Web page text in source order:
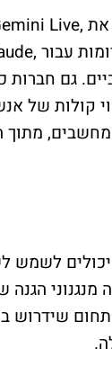
את Live,
עבור
גם חברות
קולות של
מתוך
לשמש
הגנה
שידרוש